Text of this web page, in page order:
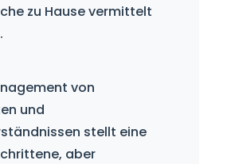
zu Hause vermittelt
von
und
stellt eine
aber